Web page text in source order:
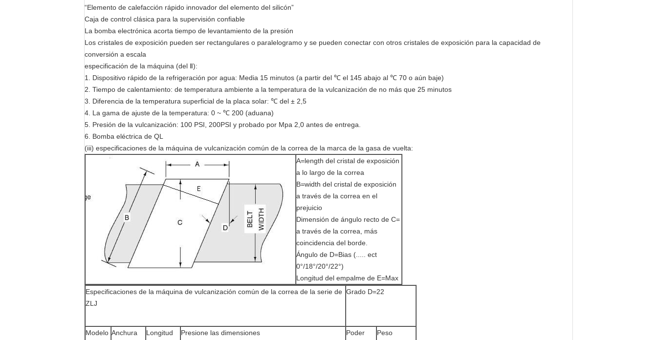
“Elemento de calefacción rápido innovador del elemento del silicón”
Caja de control clásica para la supervisión confiable
La bomba electrónica acorta tiempo de levantamiento de la presión
Los cristales de exposición pueden ser rectangulares o paralelogramo y se pueden conectar con otros cristales de exposición para la capacidad de
conversión a escala
especificación de la máquina (del Ⅱ):
1. Dispositivo rápido de la refrigeración por agua: Media 15 minutos (a partir del ℃ el 145 abajo al ℃ 70 o aún baje)
2. Tiempo de calentamiento: de temperatura ambiente a la temperatura de la vulcanización de no más que 25 minutos
3. Diferencia de la temperatura superficial de la placa solar: ℃ del ± 2,5
4. La gama de ajuste de la temperatura: 0 ~ ℃ 200 (aduana)
5. Presión de la vulcanización: 100 PSI, 200PSI y probado por Mpa 2,0 antes de entrega.
6. Bomba eléctrica de QL
(iii) especificaciones de la máquina de vulcanización común de la correa de la marca de la gasa de vuelta:
A=length del cristal de exposición
a lo largo de la correa
B=width del cristal de exposición
a través de la correa en el
prejuicio
Dimensión de ángulo recto de C=
a través de la correa, más
coincidencia del borde.
Ángulo de D=Bias (..... ect
0°/18°/20°/22°)
Longitud del empalme de E=Max
Especificaciones de la máquina de vulcanización común de la correa de la serie de
ZLJ
Grado D=22
Modelo Anchura
Longitud
Presione las dimensiones
Poder
Peso